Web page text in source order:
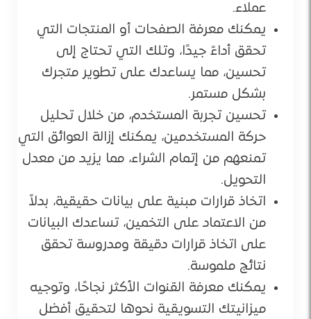
عملاء.
يمكنك معرفة الصفحات أو المنتجات التي
تحقق أداءً جيدًا، وتلك التي تحتاج إلى
تحسين، مما يساعدك على تطوير متجرك
بشكل مستمر.
تحسين تجربة المستخدم، من خلال تحليل
حركة المستخدمين، يمكنك إزالة العوائق التي
تمنعهم من إتمام الشراء، مما يزيد من معدل
التحويل.
اتخاذ قرارات مبنية على بيانات حقيقية، بدلاً
من الاعتماد على التخمين، تساعدك البيانات
على اتخاذ قرارات دقيقة ومدروسة تحقق
نتائج ملموسة.
يمكنك معرفة القنوات الأكثر نجاحًا، وتوجيه
ميزانيتك التسويقية نحوها لتحقيق أفضل